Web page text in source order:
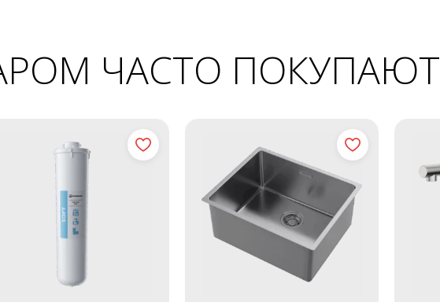
ЧАСТО ПОКУПАЮТ